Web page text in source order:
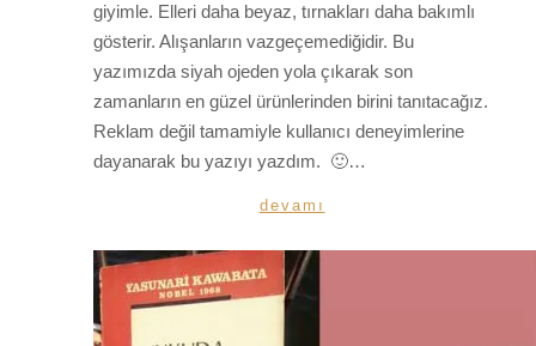
giyimle. Elleri daha beyaz, tırnakları daha bakımlı
gösterir. Alışanların vazgeçemediğidir. Bu
yazımızda siyah ojeden yola çıkarak son
zamanların en güzel ürünlerinden birini tanıtacağız.
Reklam değil tamamiyle kullanıcı deneyimlerine
dayanarak bu yazıyı yazdım. 🙂…
devamı